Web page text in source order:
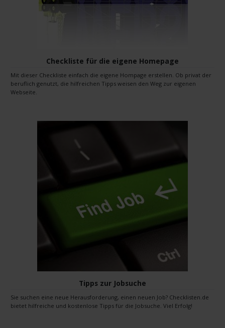
Checkliste für die eigene Homepage
Mit dieser Checkliste einfach die eigene Hompage erstellen. Ob privat der
beruflich genutzt, die hilfreichen Tipps weisen den Weg zur eigenen
Webseite.
Tipps zur Jobsuche
Sie suchen eine neue Herausforderung, einen neuen Job? Checklisten.de
bietet hilfreiche und kostenlose Tipps für die Jobsuche. Viel Erfolg!